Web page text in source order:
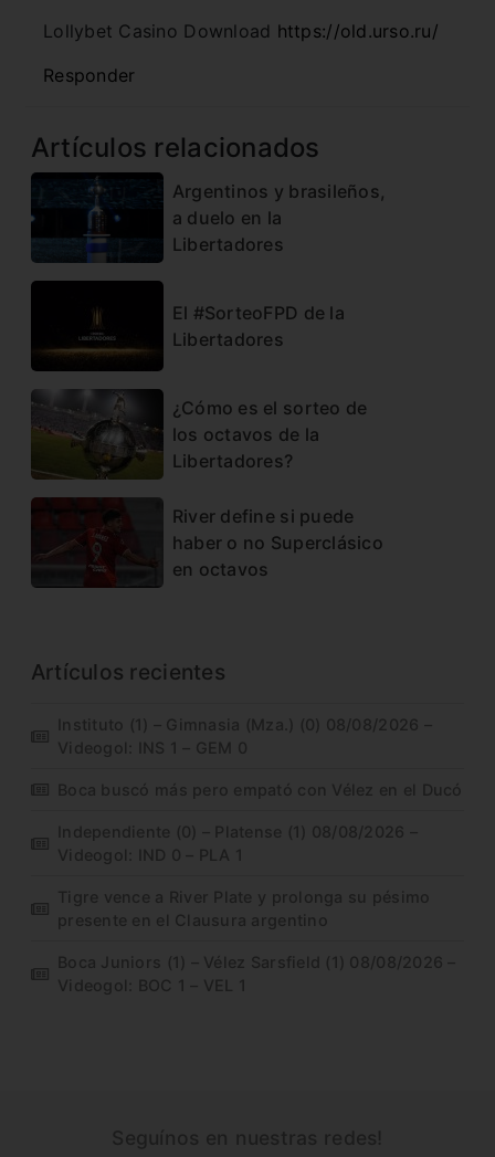
Lollybet Casino Download https://old.urso.ru/
Responder
Artículos relacionados
Argentinos y brasileños,
a duelo en la
Libertadores
El #SorteoFPD de la
Libertadores
¿Cómo es el sorteo de
los octavos de la
Libertadores?
River define si puede
haber o no Superclásico
en octavos
Artículos recientes
Instituto (1) – Gimnasia (Mza.) (0) 08/08/2026 –
Videogol: INS 1 – GEM 0
Boca buscó más pero empató con Vélez en el Ducó
Independiente (0) – Platense (1) 08/08/2026 –
Videogol: IND 0 – PLA 1
Tigre vence a River Plate y prolonga su pésimo
presente en el Clausura argentino
Boca Juniors (1) – Vélez Sarsfield (1) 08/08/2026 –
Videogol: BOC 1 – VEL 1